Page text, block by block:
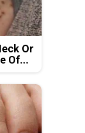
Or
Of...